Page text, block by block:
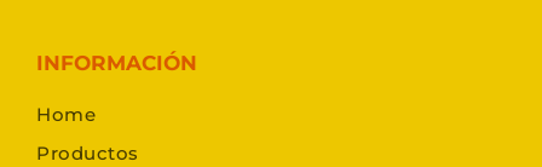
INFORMACIÓN
Home
Productos